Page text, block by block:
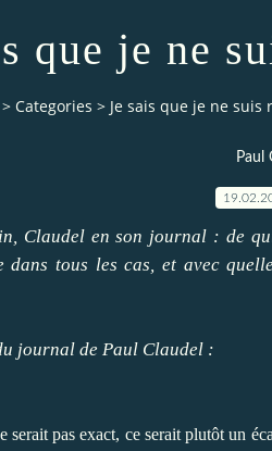
que je ne
> Categories > Je sais que je ne
Paul
Claudel en son journal : de
dans tous les cas, et avec
journal de Paul Claudel :
serait pas exact, ce serait plutôt un